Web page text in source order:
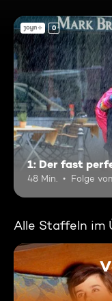
0
1: Der fast
48 Min. Folge
Alle Staffeln im